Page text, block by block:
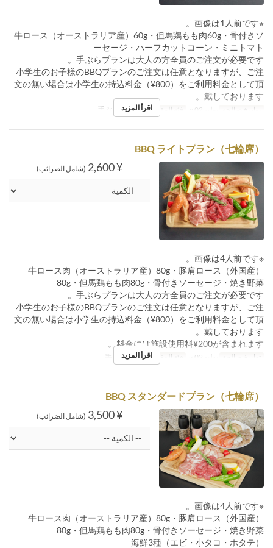
※画像は1人前です。
牛ロース（オーストラリア産）60g・但馬鶏もも肉60g・骨付きソ
ーセージ・ハーフカットコーン・ミニトマト
手ぶらプランは大人の方全員のご注文が必要です。
小学生のお子様のBBQプランのご注文は任意となりますが、ご注
文の無い場合は小学生の持込料金（¥800）をご利用料金として頂
戴しております。
تواريخ صالحة فئة المقعد 手ぶらガス火席
اقرأ المزيد
BBQ ライトプラン（七輪席）
¥ 2,600 (شامل الضرائب)
※画像は4人前です。
牛ロース肉（オーストラリア産）80g・豚肩ロース（外国産）
80g・但馬鶏もも肉80g・骨付きソーセージ・焼き野菜
手ぶらプランは大人の方全員のご注文が必要です。
小学生のお子様のBBQプランのご注文は任意となりますが、ご注
文の無い場合は小学生の持込料金（¥800）をご利用料金として頂
戴しております。
料金には施設使用料¥200が含まれます。
تواريخ صالحة فئة المقعد 手ぶら七輪席
اقرأ المزيد
BBQ スタンダードプラン（七輪席）
¥ 3,500 (شامل الضرائب)
※画像は4人前です。
牛ロース肉（オーストラリア産）80g・豚肩ロース（外国産）
80g・但馬鶏もも肉80g・骨付きソーセージ・焼き野菜
海鮮3種（エビ・小タコ・ホタテ）